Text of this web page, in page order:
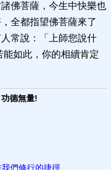
佛菩薩，今生中快樂也
全都指望佛菩薩來了
常說：「上師您說什
如此，你的相續肯定
德無量!
們修行的捷徑